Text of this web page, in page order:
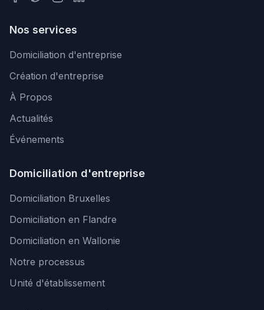
Nos services
Domiciliation d'entreprise
Création d'entreprise
À Propos
Actualités
Événements
Domiciliation d'entreprise
Domiciliation Bruxelles
Domiciliation en Flandre
Domiciliation en Wallonie
Notre processus
Unité d'établissement